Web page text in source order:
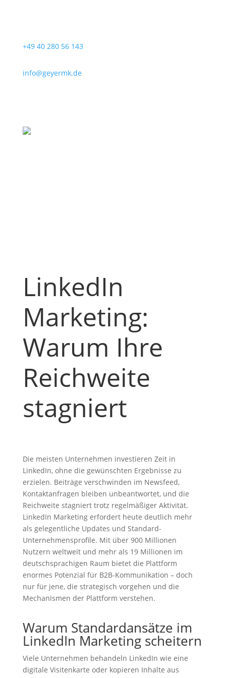
+49 40 280 56 143
info@geyermk.de
LinkedIn
Marketing:
Warum Ihre
Reichweite
stagniert
Die meisten Unternehmen investieren Zeit in
LinkedIn, ohne die gewünschten Ergebnisse zu
erzielen. Beiträge verschwinden im Newsfeed,
Kontaktanfragen bleiben unbeantwortet, und die
Reichweite stagniert trotz regelmäßiger Aktivität.
LinkedIn Marketing erfordert heute deutlich mehr
als gelegentliche Updates und Standard-
Unternehmensprofile. Mit über 900 Millionen
Nutzern weltweit und mehr als 19 Millionen im
deutschsprachigen Raum bietet die Plattform
enormes Potenzial für B2B-Kommunikation – doch
nur für jene, die strategisch vorgehen und die
Mechanismen der Plattform verstehen.
Warum Standardansätze im
LinkedIn Marketing scheitern
Viele Unternehmen behandeln LinkedIn wie eine
digitale Visitenkarte oder kopieren Inhalte aus